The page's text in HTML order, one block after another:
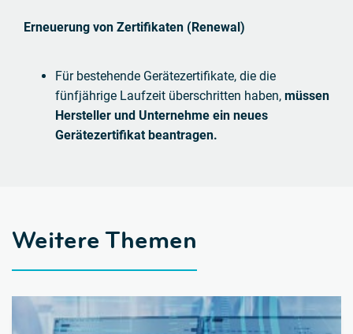
Erneuerung von Zertifikaten (Renewal)
Für bestehende Gerätezertifikate, die die
fünfjährige Laufzeit überschritten haben, müssen
Hersteller und Unternehme ein neues
Gerätezertifikat beantragen.
Weitere Themen